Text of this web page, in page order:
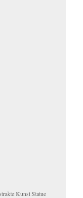
Kunst Statue